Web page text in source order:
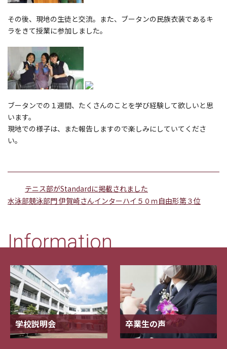
その後、現地の生徒と交流。また、ブータンの民族衣装であるキ
ラをきて授業に参加しました。
ブータンでの１週間、たくさんのことを学び経験して欲しいと思
います。
現地での様子は、また報告しますので楽しみにしていてくださ
い。
テニス部がStandardに掲載されました
水泳部競泳部門 伊賀崎さんインターハイ５０ｍ自由形第３位
Information
学校説明会 卒業生の声